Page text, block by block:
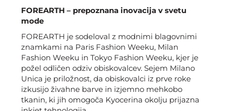
FOREARTH – prepoznana inovacija v svetu
mode
FOREARTH je sodeloval z modnimi blagovnimi
znamkami na Paris Fashion Weeku, Milan
Fashion Weeku in Tokyo Fashion Weeku, kjer je
požel odličen odziv obiskovalcev. Sejem Milano
Unica je priložnost, da obiskovalci iz prve roke
izkusijo živahne barve in izjemno mehkobo
tkanin, ki jih omogoča Kyocerina okolju prijazna